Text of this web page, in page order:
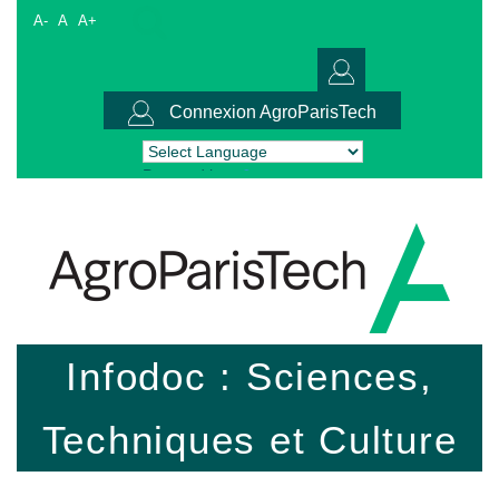
A- A A+
Connexion AgroParisTech
Powered by Translate
Infodoc : Sciences,
Techniques et Culture